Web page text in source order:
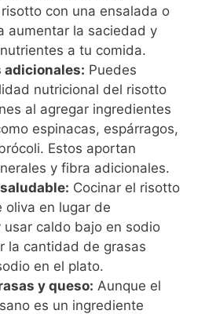
con una ensalada o
aumentar la saciedad y
a tu comida.
adicionales: Puedes
nutricional del risotto
al agregar ingredientes
espinacas, espárragos,
Estos aportan
y fibra adicionales.
Cocinar el risotto
oliva en lugar de
usar caldo bajo en sodio
la cantidad de grasas
en el plato.
y queso: Aunque el
es un ingrediente